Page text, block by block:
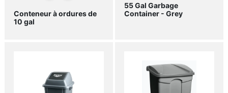
Conteneur à ordures de
10 gal
55 Gal Garbage
Container - Grey